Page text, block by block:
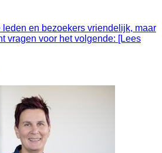
en bezoekers vriendelijk, maar
vragen voor het volgende: [Lees